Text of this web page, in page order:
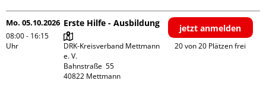
Mo. 05.10.2026
08:00 - 16:15
Uhr
Erste Hilfe - Ausbildung
DRK-Kreisverband Mettmann
e. V.
Bahnstraße  55
jetzt anmelden
20 von 20 Plätzen frei